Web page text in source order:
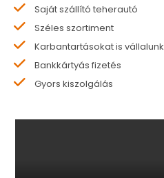
Saját szállító teherautó
Széles szortiment
Karbantartásokat is vállalunk
Bankkártyás fizetés
Gyors kiszolgálás